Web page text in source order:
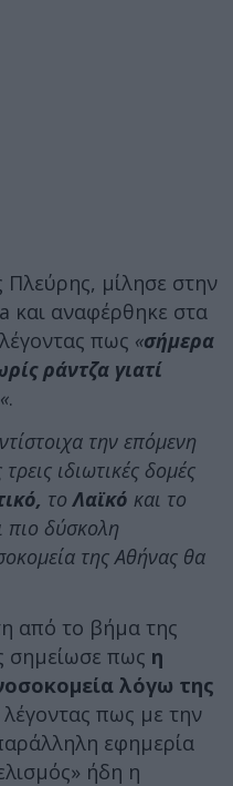
μίλησε στην
και αναφέρθηκε στα
πως «σήμερα
ράντζα γιατί
«.
την επόμενη
ιδιωτικές δομές
το Λαϊκό και το
πιο δύσκολη
της Αθήνας θα
από το βήμα της
σημείωσε πως η
λόγω της
λέγοντας πως με την
εφημερία
ήδη η